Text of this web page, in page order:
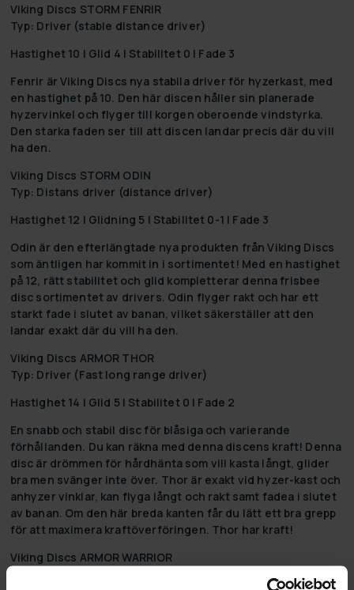
Viking Discs STORM FENRIR
Typ: Driver (stable distance driver)
Hastighet 10 | Glid 4 | Stabilitet 0 | Fade 3
Fenrir är Viking Discs nya stabila driver för hyzerkast, med
en hastighet på 10. Den här discen håller sin planerade
hyzervinkel och flyger till korgen oberoende vindstyrka.
Den starka faden ser till att discen landar precis där du vill
ha den.
Viking Discs STORM ODIN
Typ: Distans driver (distance driver)
Hastighet 12 | Glidning 5 | Stabilitet 0-1 | Fade 3
Odin är den efterlängtade nya produkten från Viking Discs
som äntligen har kommit in i sortimentet! Med en hastighet
på 12, rätt stabilitet och glid kompletterar denna frisbee
disc sortimentet av drivers. Odin flyger rakt och har ett
starkt fade i slutet av banan, vilket säkerställer att den
landar exakt där du vill ha den.
Viking Discs ARMOR THOR
Typ: Driver (Fast long range driver)
Hastighet 14 | Glid 5 | Stabilitet 0 | Fade 2
En snabb och stabil disc för blåsiga och varierande
förhållanden. Du kan räkna med denna discens kraft! Denna
disc är drömmen för hårdhänta som vill kasta långt, glider
bra men svänger inte över. Thor är exakt vid hyzer-kast och
anhyzer vinklar, kan flyga långt och rakt samt fadea i slutet
av banan. Om den här breda kanten får du lätt ett bra grepp
för att maximera kraftöverföringen. Thor har kraft!
Viking Discs ARMOR WARRIOR